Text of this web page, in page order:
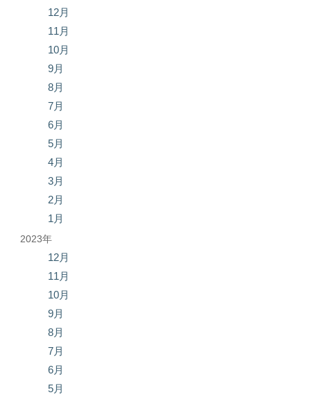
12月
11月
10月
9月
8月
7月
6月
5月
4月
3月
2月
1月
2023年
12月
11月
10月
9月
8月
7月
6月
5月